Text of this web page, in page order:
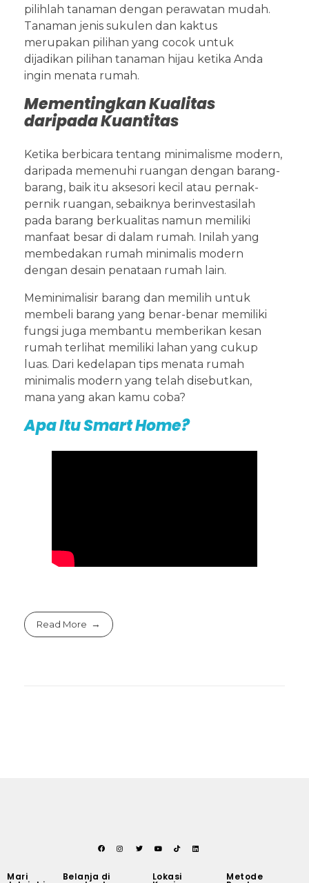
pilihlah tanaman dengan perawatan mudah.
Tanaman jenis sukulen dan kaktus
merupakan pilihan yang cocok untuk
dijadikan pilihan tanaman hijau ketika Anda
ingin menata rumah.
Mementingkan Kualitas
daripada Kuantitas
Ketika berbicara tentang minimalisme modern,
daripada memenuhi ruangan dengan barang-
barang, baik itu aksesori kecil atau pernak-
pernik ruangan, sebaiknya berinvestasilah
pada barang berkualitas namun memiliki
manfaat besar di dalam rumah. Inilah yang
membedakan rumah minimalis modern
dengan desain penataan rumah lain.
Meminimalisir barang dan memilih untuk
membeli barang yang benar-benar memiliki
fungsi juga membantu memberikan kesan
rumah terlihat memiliki lahan yang cukup
luas. Dari kedelapan tips menata rumah
minimalis modern yang telah disebutkan,
mana yang akan kamu coba?
Apa Itu Smart Home?
Read More
Mari Belanja di Lokasi Metode